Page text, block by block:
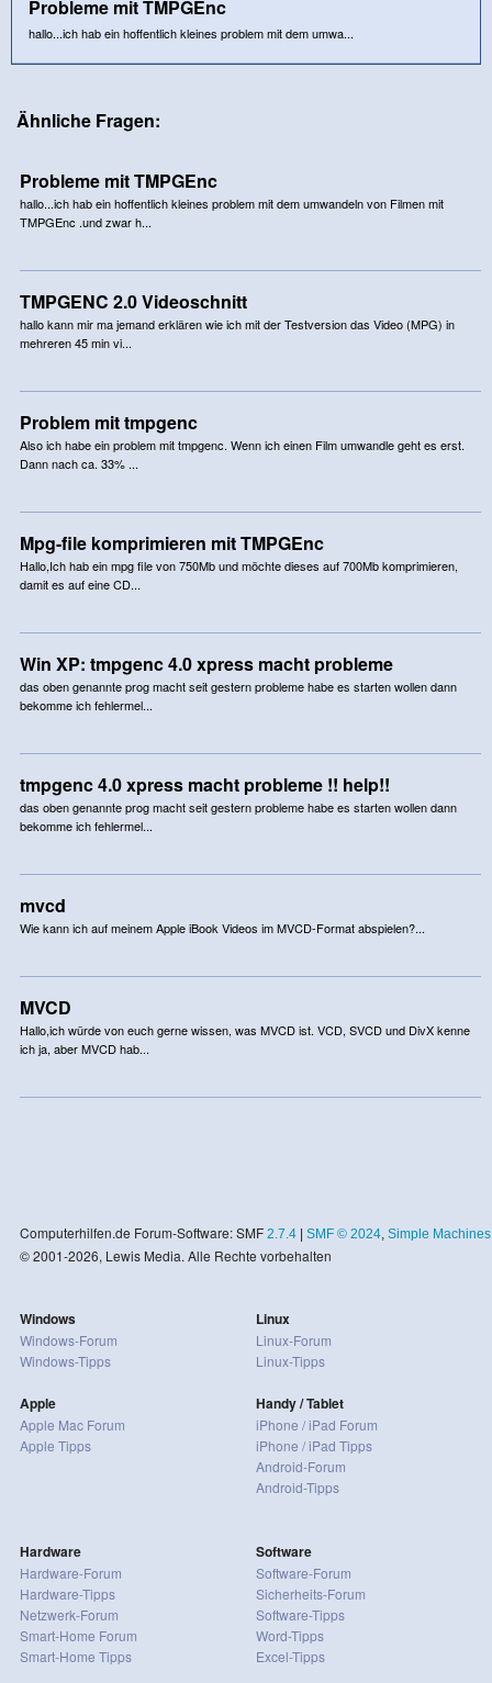
Probleme mit TMPGEnc
hallo...ich hab ein hoffentlich kleines problem mit dem umwa...
Ähnliche Fragen:
Probleme mit TMPGEnc
hallo...ich hab ein hoffentlich kleines problem mit dem umwandeln von Filmen mit
TMPGEnc .und zwar h...
TMPGENC 2.0 Videoschnitt
hallo kann mir ma jemand erklären wie ich mit der Testversion das Video (MPG) in
mehreren 45 min vi...
Problem mit tmpgenc
Also ich habe ein problem mit tmpgenc. Wenn ich einen Film umwandle geht es erst.
Dann nach ca. 33% ...
Mpg-file komprimieren mit TMPGEnc
Hallo,Ich hab ein mpg file von 750Mb und möchte dieses auf 700Mb komprimieren,
damit es auf eine CD...
Win XP: tmpgenc 4.0 xpress macht probleme
das oben genannte prog macht seit gestern probleme habe es starten wollen dann
bekomme ich fehlermel...
tmpgenc 4.0 xpress macht probleme !! help!!
das oben genannte prog macht seit gestern probleme habe es starten wollen dann
bekomme ich fehlermel...
mvcd
Wie kann ich auf meinem Apple iBook Videos im MVCD-Format abspielen?...
MVCD
Hallo,ich würde von euch gerne wissen, was MVCD ist. VCD, SVCD und DivX kenne
ich ja, aber MVCD hab...
Computerhilfen.de Forum-Software: SMF 2.7.4| SMF © 2024, Simple Machines
© 2001-2026, Lewis Media. Alle Rechte vorbehalten
Windows
Windows-Forum
Windows-Tipps
Apple
Apple Mac Forum
Apple Tipps
Linux
Linux-Forum
Linux-Tipps
Handy / Tablet
iPhone / iPad Forum
iPhone / iPad Tipps
Android-Forum
Android-Tipps
Hardware
Hardware-Forum
Hardware-Tipps
Netzwerk-Forum
Smart-Home Forum
Smart-Home Tipps
Software
Software-Forum
Sicherheits-Forum
Software-Tipps
Word-Tipps
Excel-Tipps